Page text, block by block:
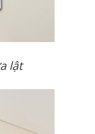
lật